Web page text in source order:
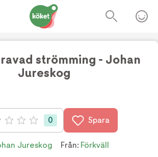
strömming - Johan
Jureskog
0 av 5 0 Spara
Jureskog Från: Förkväll